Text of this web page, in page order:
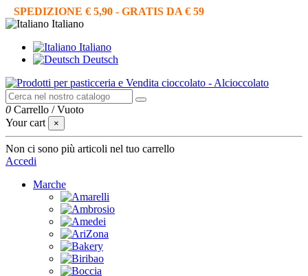
SPEDIZIONE € 5,90 - GRATIS DA € 59
Italiano
Italiano
Deutsch
0 Carrello /Vuoto
Your cart
×
Non ci sono più articoli nel tuo carrello
Accedi
Marche